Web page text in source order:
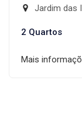
Jardim das
2 Quartos
Mais